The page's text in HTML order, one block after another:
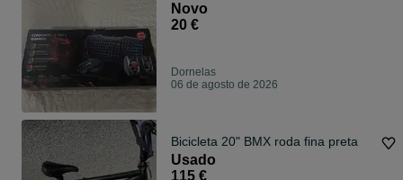
Novo
20 €
Dornelas
06 de agosto de 2026
Bicicleta 20" BMX roda fina preta
Usado
115 €